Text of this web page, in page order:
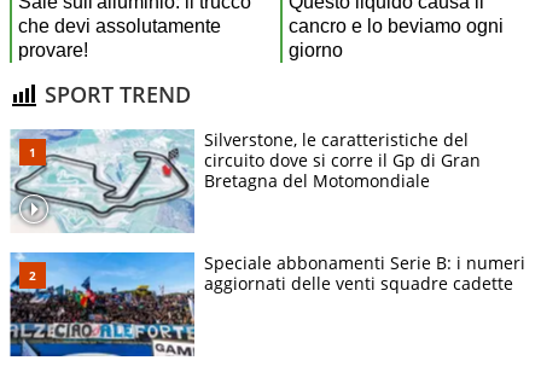
SPORT TREND
Silverstone, le caratteristiche del
circuito dove si corre il Gp di Gran
Bretagna del Motomondiale
Speciale abbonamenti Serie B: i numeri
aggiornati delle venti squadre cadette